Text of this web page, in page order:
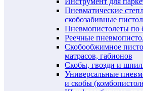
Пневматические
скобозабивные
Пневмопистолеты по
Реечные
Скобообжимное
матрасов, габионов
Скобы, гвозди и
Универсальные
и скобы